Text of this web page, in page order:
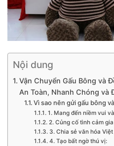
Nội dung
Vận Chuyển Gấu Bông và
An Toàn, Nhanh Chóng và
Vì sao nên gửi gấu bông
1. Mang đến niềm vui
2. Củng cố tình cảm
3. Chia sẻ văn hóa Việt
4. Tạo bất ngờ thú vị: